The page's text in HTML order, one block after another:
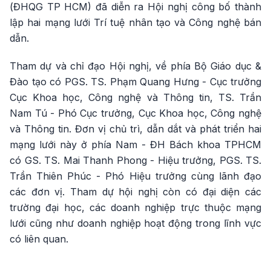
(ĐHQG TP HCM) đã diễn ra Hội nghị công bố thành
lập hai mạng lưới Trí tuệ nhân tạo và Công nghệ bán
dẫn.
Tham dự và chỉ đạo Hội nghị, về phía Bộ Giáo dục &
Đào tạo có PGS. TS. Phạm Quang Hưng - Cục trưởng
Cục Khoa học, Công nghệ và Thông tin, TS. Trần
Nam Tú - Phó Cục trưởng, Cục Khoa học, Công nghệ
và Thông tin. Đơn vị chủ trì, dẫn dắt và phát triển hai
mạng lưới này ở phía Nam - ĐH Bách khoa TPHCM
có GS. TS. Mai Thanh Phong - Hiệu trưởng, PGS. TS.
Trần Thiên Phúc - Phó Hiệu trưởng cùng lãnh đạo
các đơn vị. Tham dự hội nghị còn có đại diện các
trường đại học, các doanh nghiệp trực thuộc mạng
lưới cũng như doanh nghiệp hoạt động trong lĩnh vực
có liên quan.